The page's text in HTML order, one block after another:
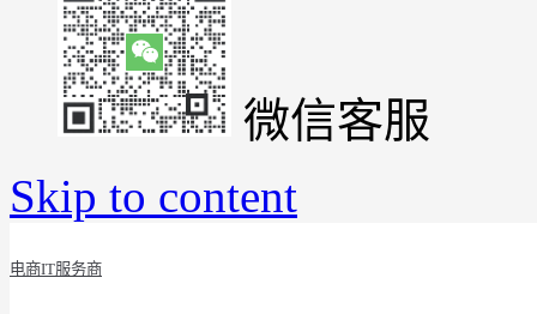
微信客服
Skip to content
电商IT服务商